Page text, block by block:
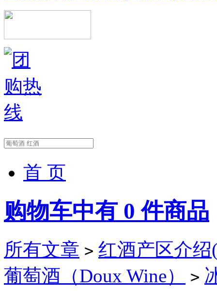
首 页
购物车中有 0 件商品
所有文章 > 红酒产区介绍
葡萄酒（Doux Wine）
>